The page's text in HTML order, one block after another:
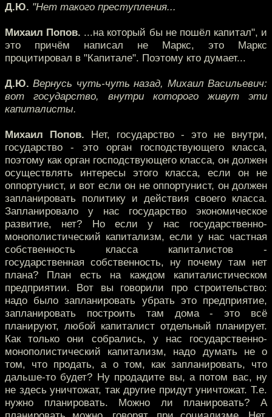
Д.Ю. "Нет такого преступления...
Михаил Попов. ...на который бы не пошёл капитал", и
это причём написал не Маркс, это Маркс
процитировал в "Капитале". Поэтому кто думает...
Д.Ю. Вернусь чуть-чуть назад, Михаил Васильевич:
вот государство, внутри которого живут эти
капиталисты.
Михаил Попов. Нет, государство - это не внутри,
государство - это орган господствующего класса,
поэтому как орган господствующего класса, он должен
осуществлять интересы этого класса, если он не
оппортунист, и вот если он не оппортунист, он должен
запланировать политику и действия своего класса.
Запланировало у нас государство экономическое
развитие, нет? Но если у нас государственно-
монополистический капитализм, если у нас частная
собственность класса капиталистов -
государственная собственность, ну почему там нет
плана? План есть на каждом капиталистическом
предприятии. Вот вы говорили про строительство:
надо было запланировать убрать это предприятие,
запланировать построить там дома - это всё
планируют, любой капиталист отдельный планирует.
Как только они собрались, у нас государственно-
монополистический капитализм, надо думать не о
том, что продать, а о том, как запланировать, что
дальше-то будет? Ну продадите вы, а потом вас, ну
не здесь уничтожат, так другие придут уничтожат. Т.е.
нужно планировать. Можно ли планировать? А